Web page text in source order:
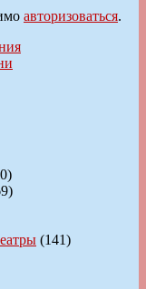
авторизоваться.
(141)